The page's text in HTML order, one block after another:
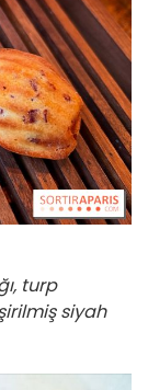
turp
siyah